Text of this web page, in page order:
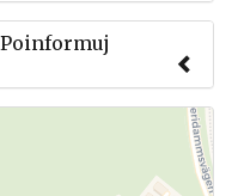
informację o